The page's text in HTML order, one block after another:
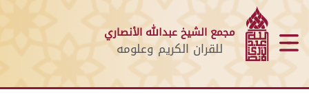
مجمع الشيخ عبدالله الأنصاري
للقران الكريم وعلومه